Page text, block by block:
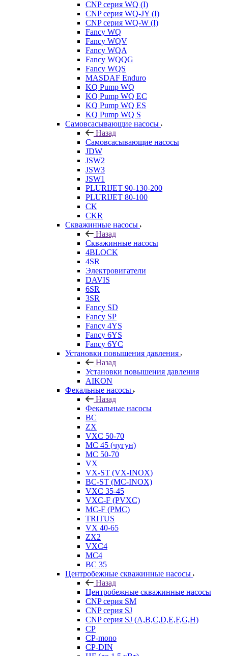
CNP серия WQ (I)
CNP серия WQ-JY (I)
CNP серия WQ-W (I)
Fancy WQ
Fancy WQV
Fancy WQA
Fancy WQQG
Fancy WQS
MASDAF Enduro
KQ Pump WQ
KQ Pump WQ EC
KQ Pump WQ ES
KQ Pump WQ S
Самовсасывающие насосы
Назад
Самовсасывающие насосы
JDW
JSW2
JSW3
JSW1
PLURIJET 90-130-200
PLURIJET 80-100
CK
CKR
Скважинные насосы
Назад
Скважинные насосы
4BLOCK
4SR
Электровигатели
DAVIS
6SR
3SR
Fancy SD
Fancy SP
Fancy 4YS
Fancy 6YS
Fancy 6YC
Установки повышения давления
Назад
Установки повышения давления
AIKON
Фекальные насосы
Назад
Фекальные насосы
BC
ZX
VXC 50-70
MC 45 (чугун)
MC 50-70
VX
VX-ST (VX-INOX)
BC-ST (MC-INOX)
VXC 35-45
VXC-F (PVXC)
MC-F (PMC)
TRITUS
VX 40-65
ZX2
VXC4
MC4
BC 35
Центробежные скважинные насосы
Назад
Центробежные скважинные насосы
CNP серия SM
CNP серия SJ
CNP серия SJ (A,B,C,D,E,F,G,H)
CP
CP-mono
CP-DIN